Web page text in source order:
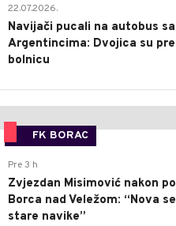
22.07.2026.
Navijači pucali na autobus sa
Argentincima: Dvojica su
bolnicu
FK BORAC
Pre 3 h
Zvjezdan Misimović nakon
Borca nad Veležom: “Nova
stare navike”